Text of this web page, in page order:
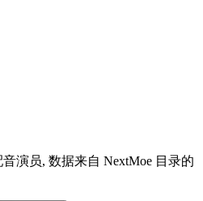
演员, 数据来自 NextMoe 目录的